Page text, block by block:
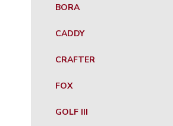
BORA
CADDY
CRAFTER
FOX
GOLF III